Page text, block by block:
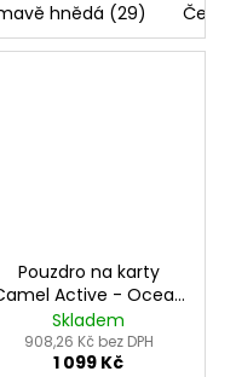
hnědá (29)
Pouzdro na karty
Active - Ocean
4810
Skladem
908,26 Kč bez DPH
1 099 Kč